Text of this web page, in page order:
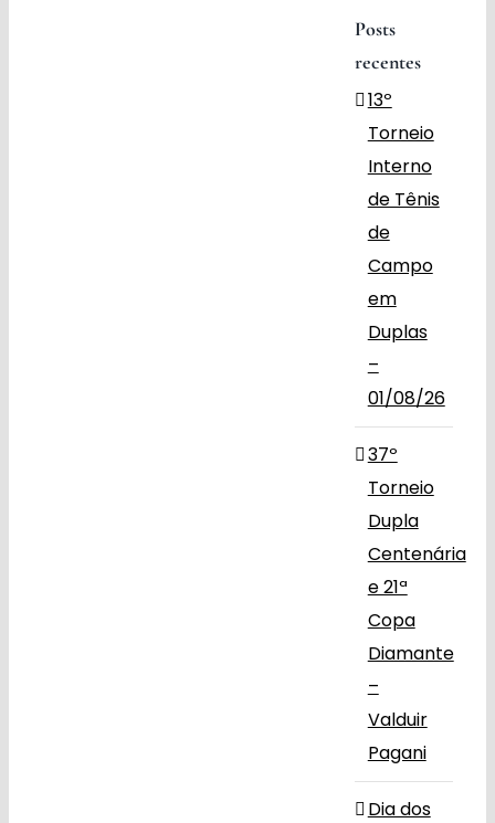
Posts
recentes
13º
Torneio
Interno
de Tênis
de
Campo
em
Duplas
–
01/08/26
37º
Torneio
Dupla
Centenária
e 21ª
Copa
Diamante
–
Valduir
Pagani
Dia dos